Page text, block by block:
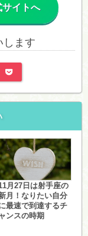
イトへ
します
月27日は射手座の
月！なりたい自分
最速で到達するチ
ャンスの時期